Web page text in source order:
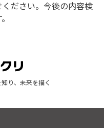
ださい。今後の内容検
り、未来を描く